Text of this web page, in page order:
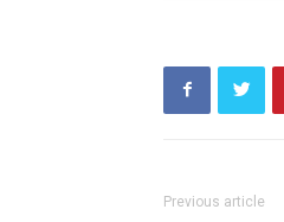
Previous article